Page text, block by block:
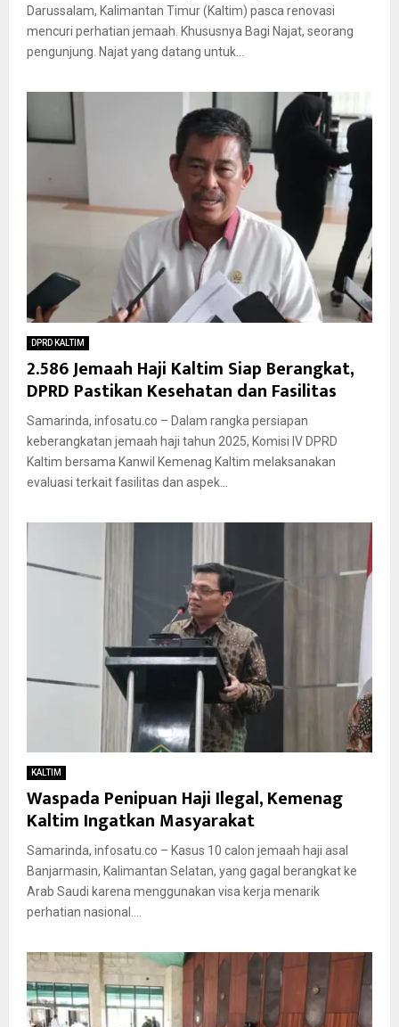
Darussalam, Kalimantan Timur (Kaltim) pasca renovasi
mencuri perhatian jemaah. Khususnya Bagi Najat, seorang
pengunjung. Najat yang datang untuk...
DPRD KALTIM
2.586 Jemaah Haji Kaltim Siap Berangkat,
DPRD Pastikan Kesehatan dan Fasilitas
Samarinda, infosatu.co – Dalam rangka persiapan
keberangkatan jemaah haji tahun 2025, Komisi IV DPRD
Kaltim bersama Kanwil Kemenag Kaltim melaksanakan
evaluasi terkait fasilitas dan aspek...
KALTIM
Waspada Penipuan Haji Ilegal, Kemenag
Kaltim Ingatkan Masyarakat
Samarinda, infosatu.co – Kasus 10 calon jemaah haji asal
Banjarmasin, Kalimantan Selatan, yang gagal berangkat ke
Arab Saudi karena menggunakan visa kerja menarik
perhatian nasional....